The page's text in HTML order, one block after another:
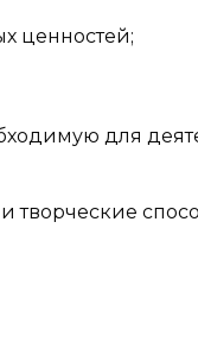
ценностей;
для
творческие